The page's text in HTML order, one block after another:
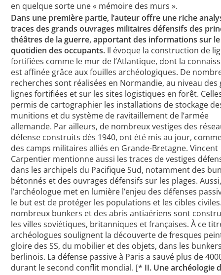
en quelque sorte une « mémoire des murs ».
Dans une première partie, l’auteur offre une riche
traces des grands ouvrages militaires défensifs des
théâtres de la guerre, apportant des informations sur le
quotidien des occupants. Il évoque la construction de
fortifiées comme le mur de l’Atlantique, dont la
est affinée grâce aux fouilles archéologiques. De
recherches sont réalisées en Normandie, au niveau des
lignes fortifiées et sur les sites logistiques en forêt.
permis de cartographier les installations de stockage
munitions et du système de ravitaillement de l’armée
allemande. Par ailleurs, de nombreux vestiges des
défense construits dès 1940, ont été mis au jour,
des camps militaires alliés en Grande-Bretagne. Vincent
Carpentier mentionne aussi les traces de vestiges
dans les archipels du Pacifique Sud, notamment des
bétonnés et des ouvrages défensifs sur les plages.
l’archéologue met en lumière l’enjeu des défenses
le but est de protéger les populations et les cibles
nombreux bunkers et des abris antiaériens sont
les villes soviétiques, britanniques et françaises. À ce
archéologues soulignent la découverte de fresques
gloire des SS, du mobilier et des objets, dans les
berlinois. La défense passive à Paris a sauvé plus de
durant le second conflit mondial. [* II. Une archéologie